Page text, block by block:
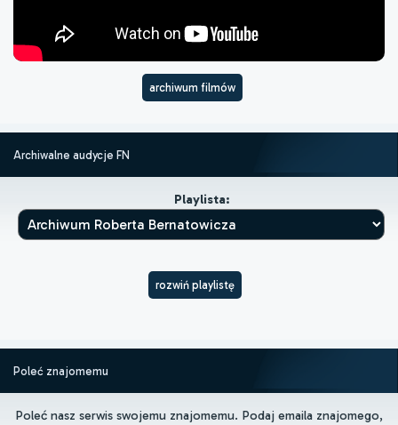
archiwum filmów
Archiwalne audycje FN
Playlista:
rozwiń playlistę
Poleć znajomemu
Poleć nasz serwis swojemu znajomemu. Podaj emaila znajomego,